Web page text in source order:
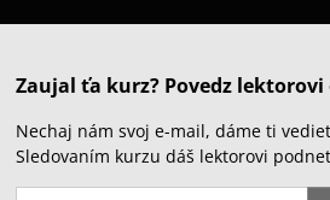
Zaujal ťa kurz? Povedz
Nechaj nám svoj e-mail, dáme ti
Sledovaním kurzu dáš lektorovi